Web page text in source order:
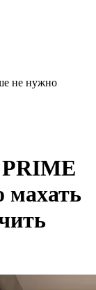
не нужно
PRIME
махать